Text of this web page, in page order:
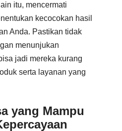
itu, mencermati
kecocokan hasil
Anda. Pastikan tidak
menunjukan
jadi mereka kurang
serta layanan yang
yang Mampu